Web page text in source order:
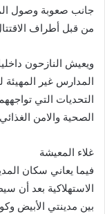
جانب صعوبة وصول
من قبل أطراف
ويعيش النازحون
المدارس غير
التحديات التي
الصحية والامن
غلاء المعيشة
فيما يعاني سكان
الاستهلاكية بعد أن
بين مدينتي الأبيض